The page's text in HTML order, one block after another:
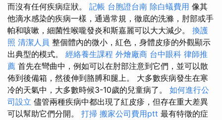
而沒有任何疾病症狀。 記帳 台胞證台南 除白蟻費用 像其
他滴水感染的疾病一樣，通過常規，徹底的洗滌，肘部或手
帕和咳嗽，細菌性喉嚨發炎和斯嘉麗可以大大減少。 換護
照 清潔人員 整個體內的微小，紅色，身體皮疹的外觀顯示
出典型的模式。 經絡養生課程 外燴廠商 台中眼科 律師推
薦 首先在彎曲中，例如可以在肘部注意到它們，並可以散
佈到後備箱，然後伸到胳膊和腿上。 大多數疾病發生在寒
冷的天氣中，大多數時候3-10歲的兒童病了。 如何進行公
司設立 儘管兩種疾病中都出現了紅皮疹，但存在重大差異
可以幫助它們分開。 打掃 搬家公司費用ptt 最有特徵的症